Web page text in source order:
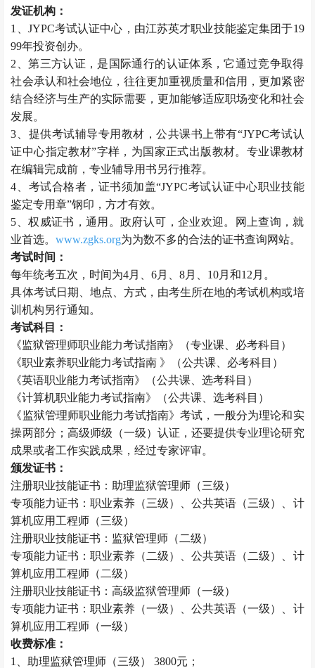
发证机构：
1、JYPC考试认证中心，由江苏英才职业技能鉴定集团于19
99年投资创办。
2、第三方认证，是国际通行的认证体系，它通过竞争取得
社会承认和社会地位，往往更加重视质量和信用，更加紧密
结合经济与生产的实际需要，更加能够适应职场变化和社会
发展。
3、提供考试辅导专用教材，公共课书上带有“JYPC考试认
证中心指定教材”字样，为国家正式出版教材。专业课教材
在编辑完成前，专业辅导用书另行推荐。
4、考试合格者，证书须加盖“JYPC考试认证中心职业技能
鉴定专用章”钢印，方才有效。
5、权威证书，通用。政府认可，企业欢迎。网上查询，就
业首选。www.zgks.org为为数不多的合法的证书查询网站。
考试时间：
每年统考五次，时间为4月、6月、8月、10月和12月。
具体考试日期、地点、方式，由考生所在地的考试机构或培
训机构另行通知。
考试科目：
《监狱管理师职业能力考试指南》（专业课、必考科目）
《职业素养职业能力考试指南 》（公共课、必考科目）
《英语职业能力考试指南》（公共课、选考科目）
《计算机职业能力考试指南》（公共课、选考科目）
《监狱管理师职业能力考试指南》考试，一般分为理论和实
操两部分；高级师级（一级）认证，还要提供专业理论研究
成果或者工作实践成果，经过专家评审。
颁发证书：
注册职业技能证书：助理监狱管理师（三级）
专项能力证书：职业素养（三级）、公共英语（三级）、计
算机应用工程师（三级）
注册职业技能证书：监狱管理师（二级）
专项能力证书：职业素养（二级）、公共英语（二级）、计
算机应用工程师（二级）
注册职业技能证书：高级监狱管理师（一级）
专项能力证书：职业素养（一级）、公共英语（一级）、计
算机应用工程师（一级）
收费标准：
1、助理监狱管理师（三级） 3800元；